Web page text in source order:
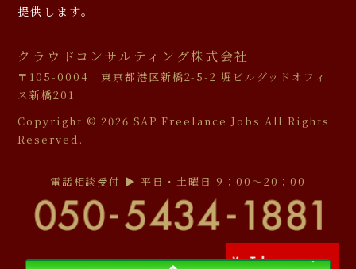
提供します。
クラウドコンサルティング株式会社
〒105-0004 東京都港区新橋2-5-2 堀ビルグッドオフィ
ス新橋201
Copyright © 2026 SAP Freelance Jobs All Rights
Reserved.
電話相談受付 ▶︎ 平日・土曜日 9：00〜20：00